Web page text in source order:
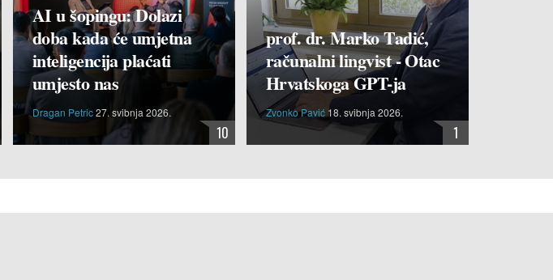
AI u šopingu: Dolazi
doba kada će umjetna
inteligencija plaćati
umjesto nas
Dragan Petric27. svibnja 2026.
10
prof. dr. Marko Tadić,
računalni lingvist - Otac
Hrvatskoga GPT-ja
Zvonko Pavić 18. svibnja 2026.
1